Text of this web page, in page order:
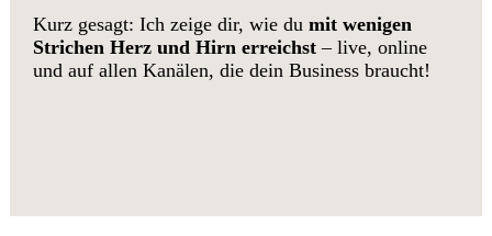
Kurz gesagt: Ich zeige dir, wie du mit wenigen
Strichen Herz und Hirn erreichst – live, online
und auf allen Kanälen, die dein Business braucht!